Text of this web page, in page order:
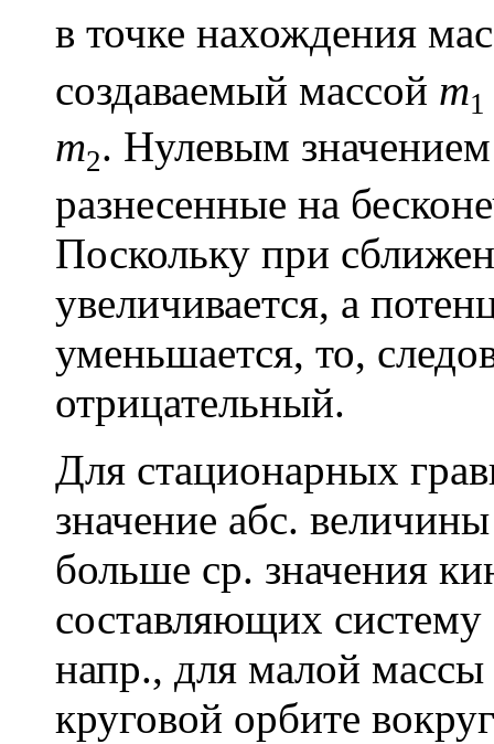
в точке нахождения
создаваемый массой m1
m2. Нулевым
разнесенные на
Поскольку при
увеличивается, а
уменьшается, то,
отрицательный.
Для стационарных
значение абс.
больше ср. значения
составляющих
напр., для малой массы
круговой орбите